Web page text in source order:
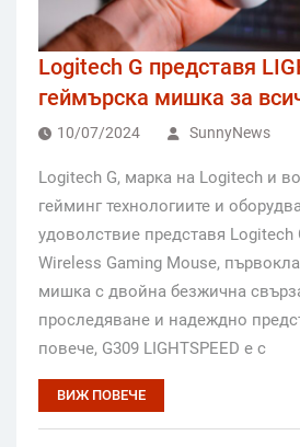
Logitech G представя
геймърска мишка за
10/07/2024 SunnyNews
Logitech G, марка на Logitech и
гейминг технологиите и
удоволствие представя Logitech
Wireless Gaming Mouse,
мишка с двойна безжична
проследяване и надеждно
повече, G309 LIGHTSPEED е с
ВИЖ ПОВЕЧЕ